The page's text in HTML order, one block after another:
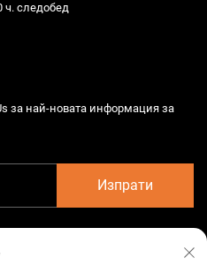
ч. следобед
за най-новата информация за
Изпрати